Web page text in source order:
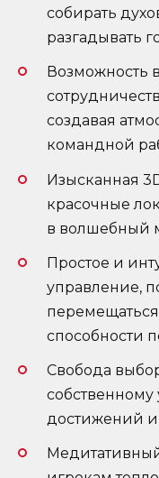
собирать
разгадывать
Возможность
создавая
командной
Изысканная
красочные
в волшебный
Простое и
управление,
способности
Свобода
достижений и